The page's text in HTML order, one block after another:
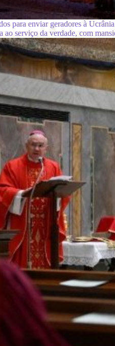
para enviar geradores à Ucrânia
ao serviço da verdade, com